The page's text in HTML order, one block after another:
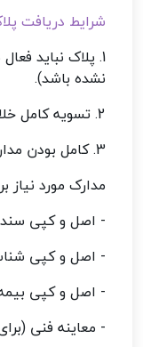
شرایط دریافت
1. پلاک نباید
نشده باشد).
2. تسویه کامل خلافی و عوارض پلاک پیشین.
3. کامل بودن مدارک خودرو و مالک.
مدارک مورد نیاز
- اصل و کپی سند
- اصل و کپی
- اصل و کپی
- معاینه فنی (برای